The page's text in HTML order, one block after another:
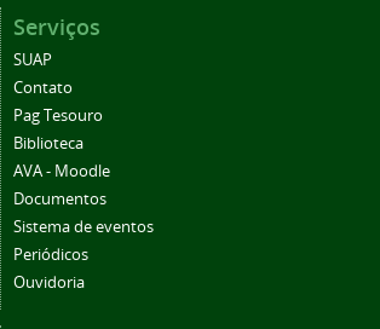
Serviços
SUAP
Contato
Pag Tesouro
Biblioteca
AVA - Moodle
Documentos
Sistema de eventos
Periódicos
Ouvidoria